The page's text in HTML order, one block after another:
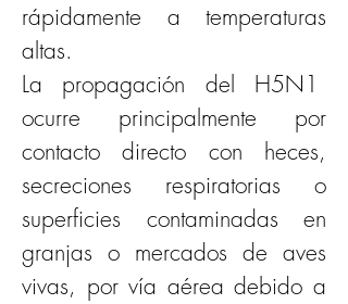
rápidamente a temperaturas
altas.
La propagación del H5N1
ocurre principalmente por
contacto directo con heces,
secreciones respiratorias o
superficies contaminadas en
granjas o mercados de aves
vivas, por vía aérea debido a